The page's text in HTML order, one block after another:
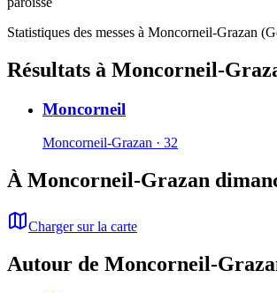
Statistiques des messes à Moncorneil-Grazan (
Résultats à Moncorneil-
Moncorneil
Moncorneil-Grazan · 32
À Moncorneil-Grazan
Charger sur la carte
Autour de Moncorneil-